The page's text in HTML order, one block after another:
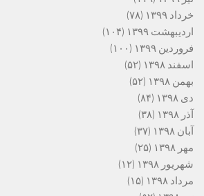
خرداد ۱۳۹۹
(۷۸)
اردیبهشت ۱۳۹۹
(۱۰۴)
فروردین ۱۳۹۹
(۱۰۰)
اسفند ۱۳۹۸
(۵۲)
بهمن ۱۳۹۸
(۵۲)
دی ۱۳۹۸
(۸۴)
آذر ۱۳۹۸
(۳۸)
آبان ۱۳۹۸
(۳۷)
مهر ۱۳۹۸
(۲۵)
شهریور ۱۳۹۸
(۱۲)
مرداد ۱۳۹۸
(۱۵)